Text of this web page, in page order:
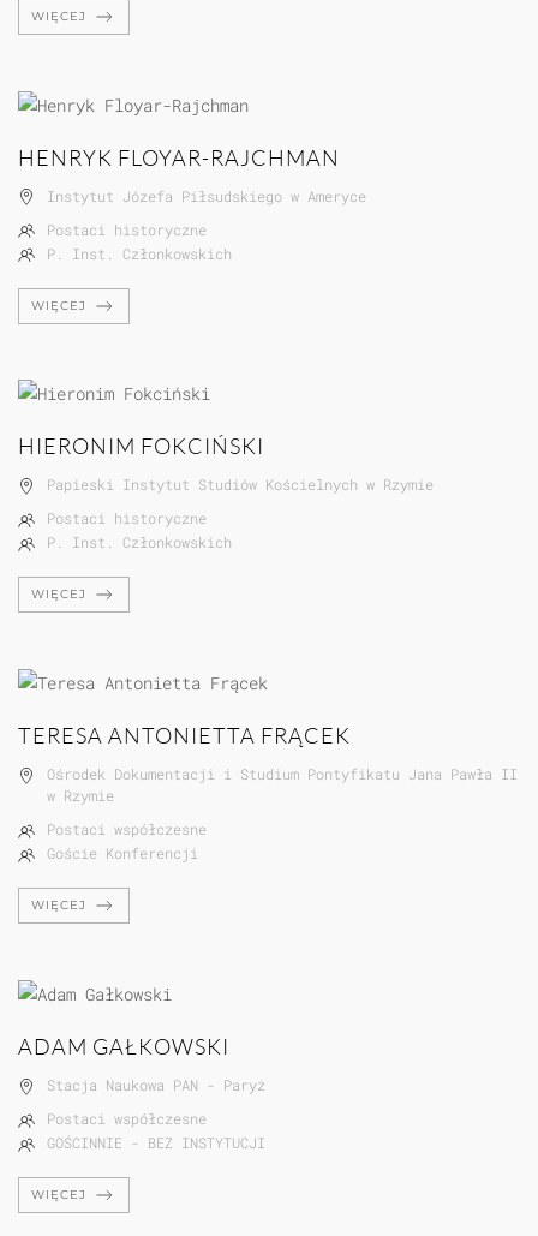
WIĘCEJ
HENRYK FLOYAR-RAJCHMAN
Instytut Józefa Piłsudskiego w Ameryce
Postaci historyczne
P. Inst. Członkowskich
WIĘCEJ
HIERONIM FOKCIŃSKI
Papieski Instytut Studiów Kościelnych w Rzymie
Postaci historyczne
P. Inst. Członkowskich
WIĘCEJ
TERESA ANTONIETTA FRĄCEK
Ośrodek Dokumentacji i Studium Pontyfikatu Jana Pawła II
w Rzymie
Postaci współczesne
Goście Konferencji
WIĘCEJ
ADAM GAŁKOWSKI
Stacja Naukowa PAN - Paryż
Postaci współczesne
GOŚCINNIE - BEZ INSTYTUCJI
WIĘCEJ